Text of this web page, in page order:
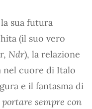
sua futura
(il suo vero
Ndr), la relazione
nel cuore di Italo
e il fantasma di
sempre con